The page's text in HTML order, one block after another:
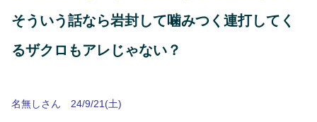
そういう話なら岩封して噛みつく連打してく
るザクロもアレじゃない？
名無しさん 24/9/21(土)